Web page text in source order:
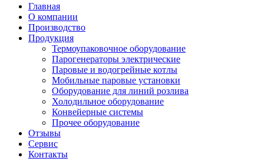
Главная
О компании
Производство
Продукция
Термоупаковочное оборудование
Парогенераторы электрические
Паровые и водогрейные котлы
Мобильные паровые установки
Оборудование для линий розлива
Холодильное оборудование
Конвейерные системы
Прочее оборудование
Отзывы
Сервис
Контакты